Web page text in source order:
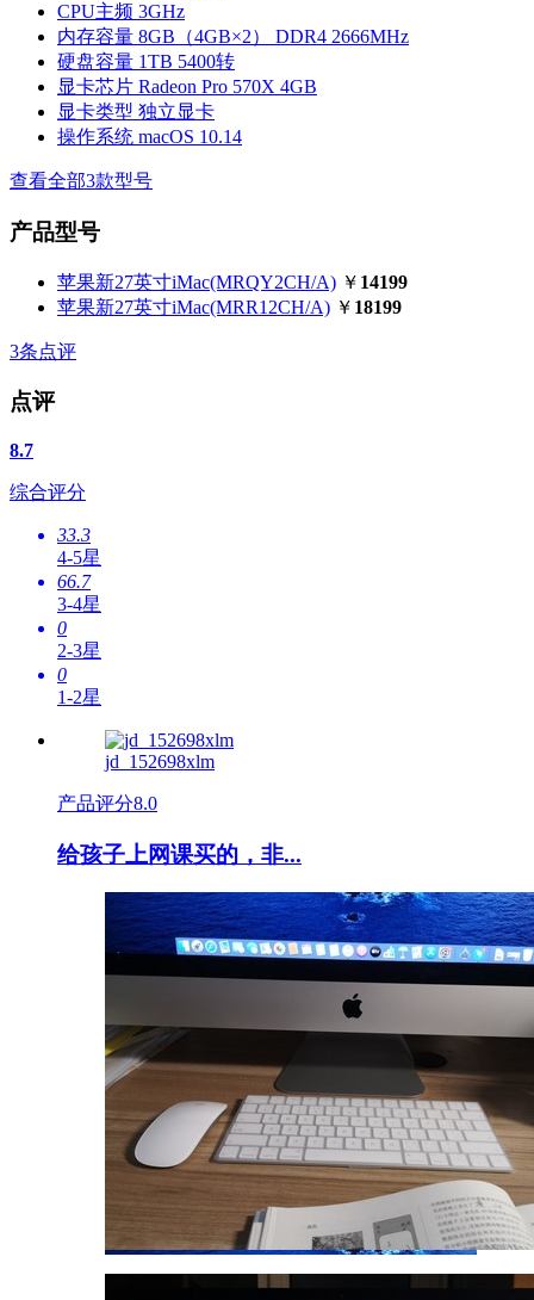
CPU主频 3GHz
内存容量 8GB（4GB×2） DDR4 2666MHz
硬盘容量 1TB 5400转
显卡芯片 Radeon Pro 570X 4GB
显卡类型 独立显卡
操作系统 macOS 10.14
查看全部3款型号
产品型号
苹果新27英寸iMac(MRQY2CH/A) ￥ 14199
苹果新27英寸iMac(MRR12CH/A) ￥ 18199
3条点评
点评
8.7
综合评分
33.3
4-5星
66.7
3-4星
0
2-3星
0
1-2星
jd_152698xlm
产品评分8.0
给孩子上网课买的，非...